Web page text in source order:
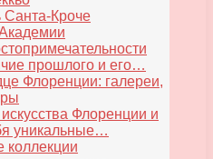
Кроче
прошлого и его…
Флоренции: галереи,
Флоренции и
уникальные…
коллекции